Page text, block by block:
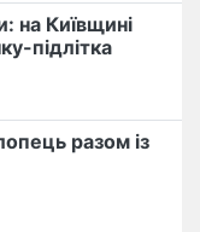
на Київщині
підлітка
разом із